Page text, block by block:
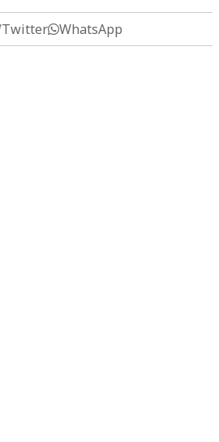
Twitter WhatsApp